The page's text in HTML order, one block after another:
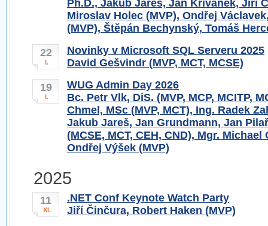
Ph.D., Jakub Jareš, Jan Křivánek, Jiří
Miroslav Holec (MVP), Ondřej
(MVP), Štěpán Bechynský, Tomáš
22
I.
Novinky v Microsoft SQL Serveru 2025
David Gešvindr (MVP, MCT, MCSE)
19
I.
WUG Admin Day 2026
Bc. Petr Vlk, DiS. (MVP, MCP, MCITP,
Chmel, MSc (MVP, MCT), Ing. Radek
Jakub Jareš, Jan Grundmann, Jan
(MCSE, MCT, CEH, CND), Mgr.
Ondřej Výšek (MVP)
2025
11
XI.
.NET Conf Keynote Watch Party
Jiří Činčura, Robert Haken (MVP)